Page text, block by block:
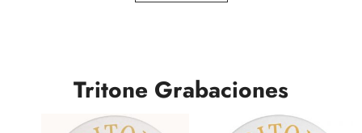
Tritone Grabaciones